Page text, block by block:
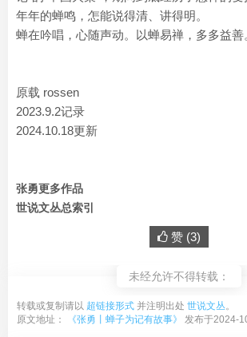
年年的蝉鸣，怎能说得清、讲得明。
蝉在吟唱，心随声动。以蝉易禅，多多益善
原载 rossen
2023.9.2记录
2024.10.18更新
张勇更多作品
世说文丛总索引
赞 (3)
未经允许不得转载：
转载或复制请以 超链接形式 并注明出处 世说文丛。
原文地址：
《张勇丨蝉子为记有故事》 发布于2024-